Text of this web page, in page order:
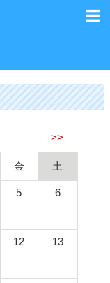
>>
金 土
5 6
12 13